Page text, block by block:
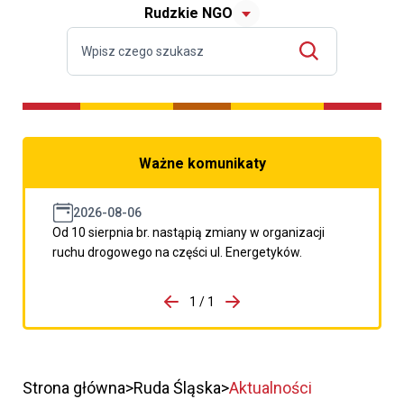
Rudzkie NGO
Ważne komunikaty
2026-08-06
Od 10 sierpnia br. nastąpią zmiany w organizacji
ruchu drogowego na części ul. Energetyków.
porzpedniego komunikatu
1 / 1
Przejdź do następnego
Strona główna Ruda Śląska Aktualności